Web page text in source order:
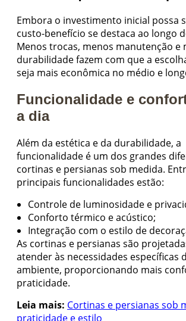
Embora o investimento inicial possa
custo-benefício se destaca ao longo
Menos trocas, menos manutenção e
durabilidade fazem com que a
seja mais econômica no médio e
Funcionalidade e
a dia
Além da estética e da durabilidade, a
funcionalidade é um dos grandes
cortinas e persianas sob medida.
principais funcionalidades estão:
Controle de luminosidade e
Conforto térmico e acústico;
Integração com o estilo de
As cortinas e persianas são
atender às necessidades específicas
ambiente, proporcionando mais
praticidade.
Leia mais: Cortinas e persianas sob
praticidade e estilo